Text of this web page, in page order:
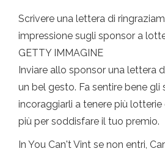
Scrivere una lettera di
impressione sugli sponsor a
GETTY IMMAGINE
Inviare allo sponsor una lettera
un bel gesto. Fa sentire bene
incoraggiarli a tenere più
più per soddisfare il tuo premio.
In You Can't Vint se non entri,